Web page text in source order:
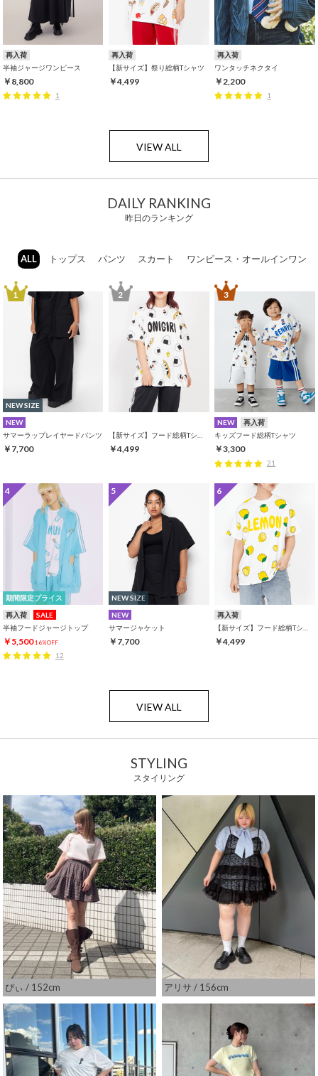
再入荷
半袖ジャージワンピース
￥8,800
1
再入荷
【新サイズ】祭り総柄Tシャツ
￥4,499
再入荷
ワンタッチネクタイ
￥2,200
1
VIEW ALL
DAILY RANKING
昨日のランキング
ALL トップス パンツ スカート ワンピース・オールインワン
NEW SIZE
1
NEW
サマーラップレイヤードパンツ
￥7,700
2
【新サイズ】フード総柄Tシャツ
￥4,499
3
NEW
再入荷
キッズフード総柄Tシャツ
￥3,300
21
期間限定プライス
4
再入荷
SALE
半袖フードジャージトップ
￥5,500 16%OFF
12
NEW SIZE
5
NEW
サマージャケット
￥7,700
6
再入荷
￥4,499
VIEW ALL
STYLING
スタイリング
ぴぃ / 152cm アリサ / 156cm